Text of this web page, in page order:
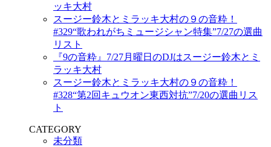
ッキ大村
スージー鈴木とミラッキ大村の９の音粋！
#329“歌われがちミュージシャン特集”7/27の選曲
リスト
『9の音粋』7/27月曜日のDJはスージー鈴木とミ
ラッキ大村
スージー鈴木とミラッキ大村の９の音粋！
#328“第2回キュウオン東西対抗”7/20の選曲リス
ト
CATEGORY
未分類